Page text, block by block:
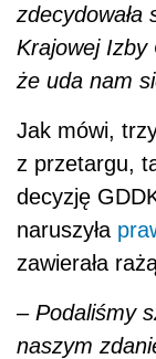
zdecydowała
Krajowej Izby
że uda nam
Jak mówi,
z przetargu,
decyzję
naruszyła
zawierała
– Podaliśmy
naszym